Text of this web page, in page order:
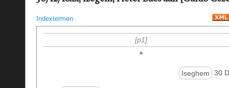
Indextermen
p1
+
Iseghem 30